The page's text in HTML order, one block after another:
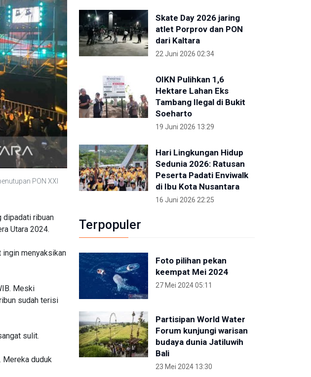
PON XXI
dipadati ribuan
Utara 2024.
ingin menyaksikan
Meski
sudah terisi
sulit.
Mereka duduk
Skate Day 2026 jaring
atlet Porprov dan PON
dari Kaltara
22 Juni 2026 02:34
OIKN Pulihkan 1,6
Hektare Lahan Eks
Tambang Ilegal di Bukit
Soeharto
19 Juni 2026 13:29
Hari Lingkungan Hidup
Sedunia 2026: Ratusan
Peserta Padati Enviwalk
di Ibu Kota Nusantara
16 Juni 2026 22:25
Terpopuler
Foto pilihan pekan
keempat Mei 2024
27 Mei 2024 05:11
Partisipan World Water
Forum kunjungi warisan
budaya dunia Jatiluwih
Bali
23 Mei 2024 13:30